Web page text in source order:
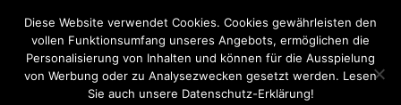
Diese Website verwendet Cookies. Cookies gewährleisten den
vollen Funktionsumfang unseres Angebots, ermöglichen die
Personalisierung von Inhalten und können für die Ausspielung
von Werbung oder zu Analysezwecken gesetzt werden. Lesen
Sie auch unsere Datenschutz-Erklärung!